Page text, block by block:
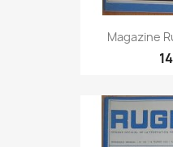
Magazine